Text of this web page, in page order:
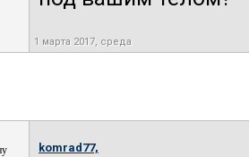
1 марта 2017, среда
komrad77,